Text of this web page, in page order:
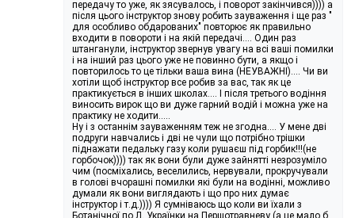
передачу то уже, як зясувалось, і поворот закінчився)))) а
після цього інструктор знову робить зауваження і ще раз "
для особливо обдарованих" повторює як правильно
входити в повороти і на якій передачі…. Один раз
штанганули, інструктор звернув увагу на всі ваші помилки
і на інший раз цього уже не повинно бути, а якщо і
повторилось то це тільки ваша вина (НЕУВАЖНІ).... Чи ви
хотіли щоб інструктор все робив за вас, так як це
практикується в інших школах…. І після третього водіння
виносить вирок що ви дуже гарний водій і можна уже на
практику не ходити…..
Ну і з останнім зауваженням теж не згодна.... У мене дві
подруги навчались і дві не чули що потрібно трішки
піднажати педальку газу коли рушаєш під горбик!!!(не
горбочок)))) так як вони були дуже зайнятті незрозуміло
чим (посміхались, веселились, нервували, прокручували
в голові вчорашні помилки які були на водінні, можливо
думали як вони виглядають і що про них думає
інструктор і т.д.)))) Я сумніваюсь що коли ви їхали з
Ботанічної по Л. Українки на Першотравневу (а це мало б